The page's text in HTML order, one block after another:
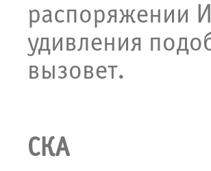
распоряжении
удивления
вызовет.
СКА